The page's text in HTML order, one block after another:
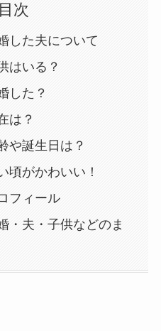
目次
した夫について
はいる？
した？
は？
や誕生日は？
頃がかわいい！
フィール
・夫・子供などのま